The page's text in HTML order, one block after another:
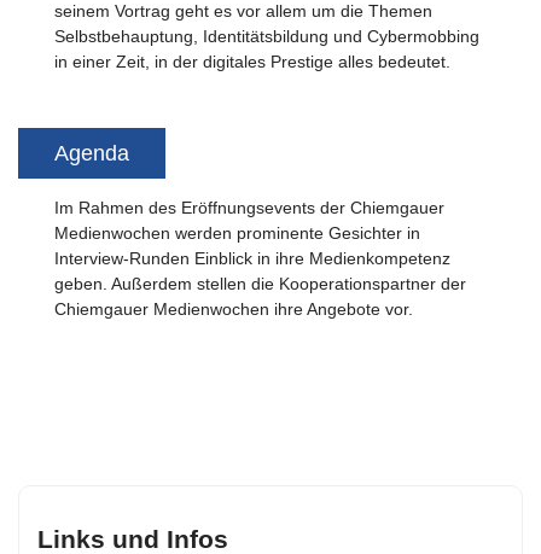
seinem Vortrag geht es vor allem um die Themen
Selbstbehauptung, Identitätsbildung und Cybermobbing
in einer Zeit, in der digitales Prestige alles bedeutet.
Agenda
Im Rahmen des Eröffnungsevents der Chiemgauer
Medienwochen werden prominente Gesichter in
Interview-Runden Einblick in ihre Medienkompetenz
geben. Außerdem stellen die Kooperationspartner der
Chiemgauer Medienwochen ihre Angebote vor.
Links und Infos